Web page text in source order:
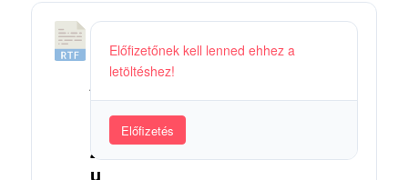
5
J
z
u
Előfizetőnek kell lenned ehhez a
letöltéshez!
Előfizetés